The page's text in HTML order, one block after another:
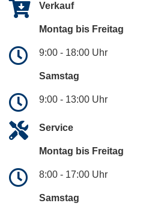
Verkauf
Montag bis Freitag
9:00 - 18:00 Uhr
Samstag
9:00 - 13:00 Uhr
Service
Montag bis Freitag
8:00 - 17:00 Uhr
Samstag